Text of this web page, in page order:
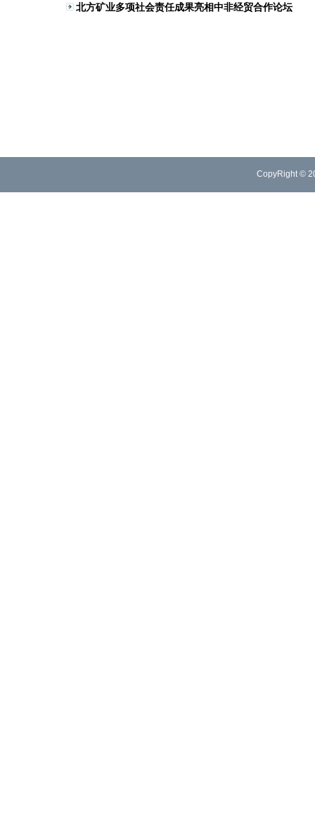
北方矿业多项社会责任成果亮相中非经贸合作论坛
CopyRight ©